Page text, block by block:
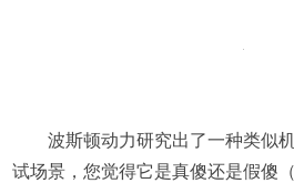
波斯顿动力研究出了一种类似
试场景，您觉得它是真傻还是假傻